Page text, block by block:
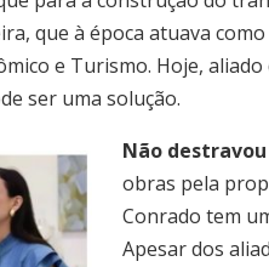
que à época atuava
e Turismo. Hoje,
ser uma solução.
Não destravou
obras pela
Conrado tem
Apesar dos